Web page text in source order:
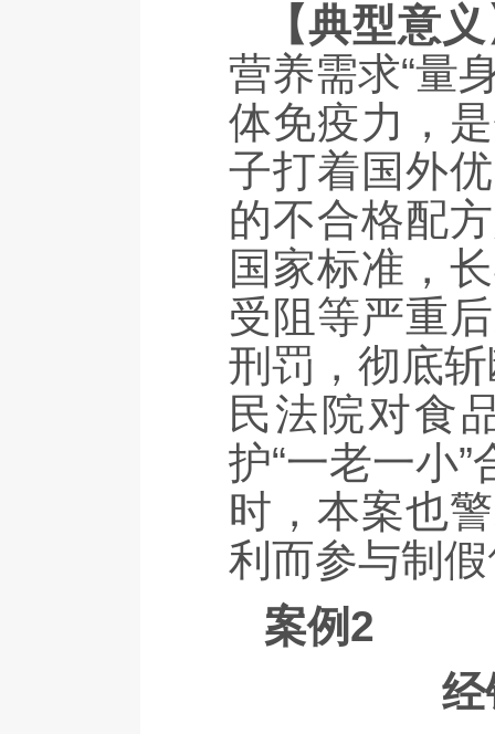
【典型意
营养需求“量
体免疫力，
子打着国外
的不合格配
国家标准，
受阻等严重
刑罚，彻底
民法院对食
护“一老一小
时，本案也
利而参与制
案例2
经